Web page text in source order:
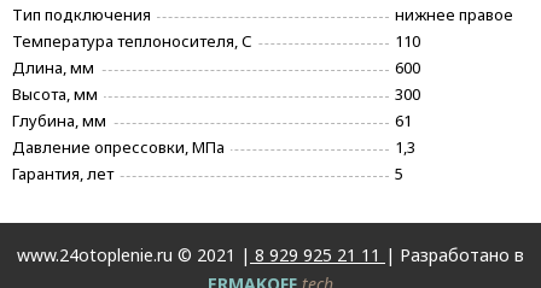
Тип подключения
нижнее правое
Температура теплоносителя, С
110
Длина, мм
600
Высота, мм
300
Глубина, мм
61
Давление опрессовки, МПа
1,3
Гарантия, лет
5
www.24otoplenie.ru © 2021 | 8 929 925 21 11 | Разработано в